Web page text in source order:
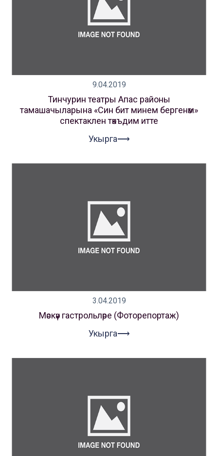
9.04.2019
Тинчурин театры Апас районы
тамашачыларына «Син бит минем бергенәм»
спектаклен тәкъдим итте
Укырга⟶
3.04.2019
Мәскәү гастрольләре (Фоторепортаж)
Укырга⟶